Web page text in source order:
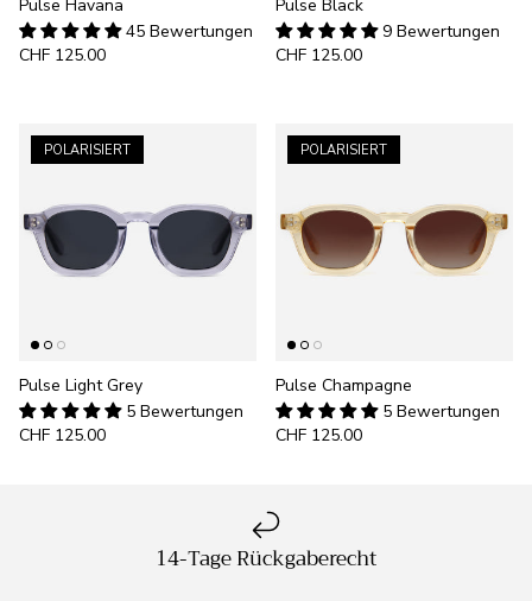
Pulse Havana
45 Bewertungen
CHF 125.00
Pulse Black
9 Bewertungen
CHF 125.00
POLARISIERT
Pulse Light Grey
5 Bewertungen
CHF 125.00
POLARISIERT
Pulse Champagne
5 Bewertungen
CHF 125.00
14-Tage Rückgaberecht